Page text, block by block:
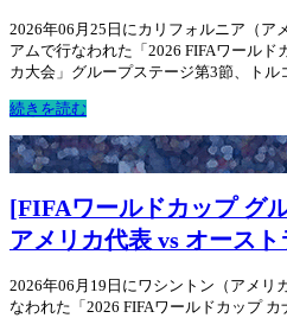
2026年06月25日にカリフォルニア（ア
アムで行なわれた「2026 FIFAワールド
カ大会」グループステージ第3節、ト
続きを読む
[FIFAワールドカップ グ
アメリカ代表 vs オース
2026年06月19日にワシントン（アメリ
なわれた「2026 FIFAワールドカップ カ